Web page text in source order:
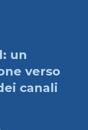
un
verso
canali